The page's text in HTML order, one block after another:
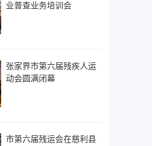
业普查业务培训会
张家界市第六届残疾人运
动会圆满闭幕
市第六届残运会在慈利县